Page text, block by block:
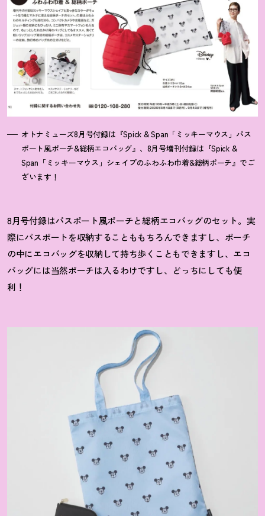
オトナミューズ8月号付録は『Spick & Span「ミッキーマウス」パス
ポート風ポーチ&総柄エコバッグ』、8月号増刊付録は『Spick &
Span「ミッキーマウス」シェイプのふわふわ巾着&総柄ポーチ』でご
ざいます ！
8月号付録はパスポート風ポーチと総柄エコバッグのセット。実
際にパスポートを収納することももちろんできますし、ポーチ
の中にエコバッグを収納して持ち歩くこともできますし、エコ
バッグには当然ポーチは入るわけですし、どっちにしても便
利 ！